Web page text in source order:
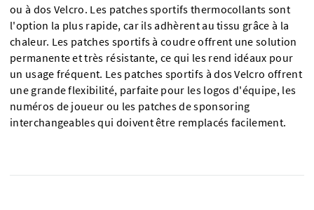
ou à dos Velcro. Les patches sportifs thermocollants sont
l'option la plus rapide, car ils adhèrent au tissu grâce à la
chaleur. Les patches sportifs à coudre offrent une solution
permanente et très résistante, ce qui les rend idéaux pour
un usage fréquent. Les patches sportifs à dos Velcro offrent
une grande flexibilité, parfaite pour les logos d'équipe, les
numéros de joueur ou les patches de sponsoring
interchangeables qui doivent être remplacés facilement.